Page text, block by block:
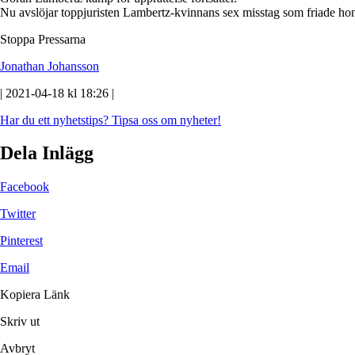
Nu avslöjar toppjuristen Lambertz-kvinnans sex misstag som friade
Stoppa Pressarna
Jonathan Johansson
| 2021-04-18 kl 18:26 |
Har du ett nyhetstips? Tipsa oss om nyheter!
Dela Inlägg
Facebook
Twitter
Pinterest
Email
Kopiera Länk
Skriv ut
Avbryt